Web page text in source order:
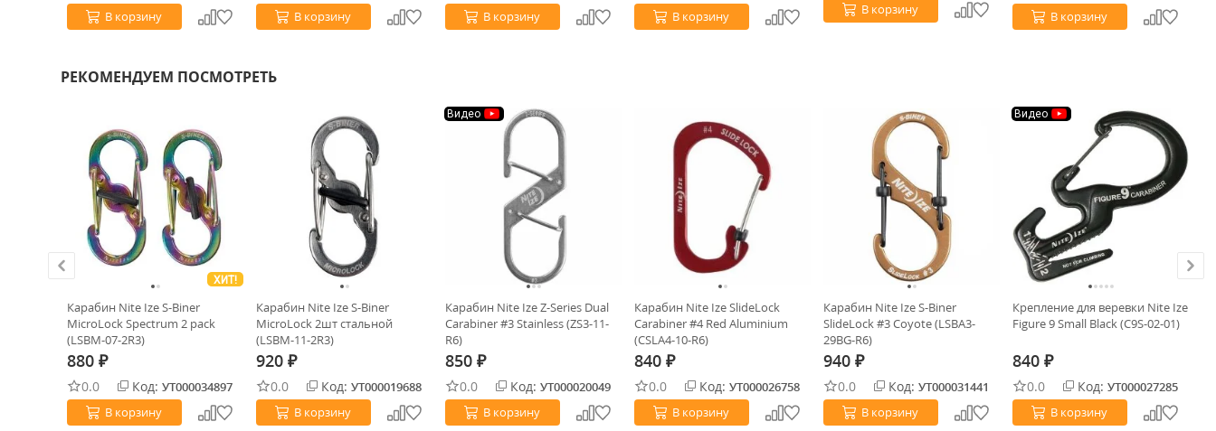
В корзину
В корзину
В корзину
В корзину
В корзину
В корзину
РЕКОМЕНДУЕМ ПОСМОТРЕТЬ
ХИТ!
Карабин Nite Ize S-Biner
MicroLock Spectrum 2 pack
(LSBM-07-2R3)
880 ₽
0.0 Код: УТ000034897
В корзину
Карабин Nite Ize S-Biner
MicroLock 2шт стальной
(LSBM-11-2R3)
920 ₽
0.0 Код: УТ000019688
В корзину
Видео
Карабин Nite Ize Z-Series Dual
Carabiner #3 Stainless (ZS3-11-
R6)
850 ₽
0.0 Код: УТ000020049
В корзину
Карабин Nite Ize SlideLock
Carabiner #4 Red Aluminium
(CSLA4-10-R6)
840 ₽
0.0 Код: УТ000026758
В корзину
Карабин Nite Ize S-Biner
SlideLock #3 Coyote (LSBA3-
29BG-R6)
940 ₽
0.0 Код: УТ000031441
В корзину
Видео
Крепление для веревки Nite Ize
Figure 9 Small Black (C9S-02-01)
840 ₽
0.0 Код: УТ000027285
В корзину